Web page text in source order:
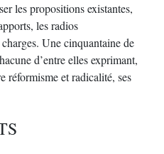
les propositions existantes,
les radios
Une cinquantaine de
d’entre elles exprimant,
réformisme et radicalité, ses